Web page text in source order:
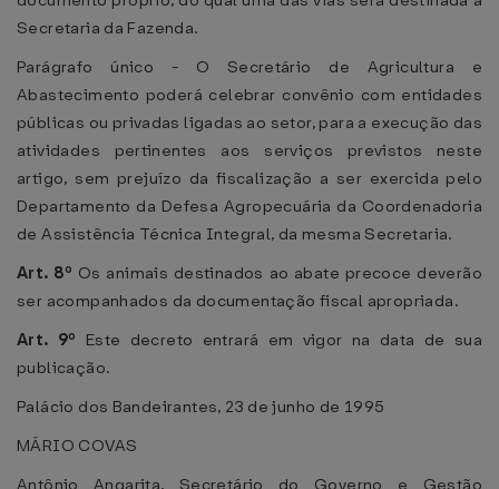
Secretaria da Fazenda.
Parágrafo único - O Secretário de Agricultura e
Abastecimento poderá celebrar convênio com entidades
públicas ou privadas ligadas ao setor, para a execução das
atividades pertinentes aos serviços previstos neste
artigo, sem prejuízo da fiscalização a ser exercida pelo
Departamento da Defesa Agropecuária da Coordenadoria
de Assistência Técnica Integral, da mesma Secretaria.
Art. 8º Os animais destinados ao abate precoce deverão
ser acompanhados da documentação fiscal apropriada.
Art. 9º Este decreto entrará em vigor na data de sua
publicação.
Palácio dos Bandeirantes, 23 de junho de 1995
MÁRIO COVAS
Antônio Angarita, Secretário do Governo e Gestão